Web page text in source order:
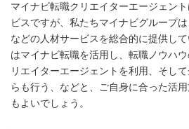
マイナビ転職クリエイターエージェン
ビスですが、私たちマイナビグループ
などの人材サービスを総合的に提供し
はマイナビ転職を活用し、転職ノウハ
リエイターエージェントを利用、そし
らも行う、などと、ご自身に合った活
もよいでしょう。